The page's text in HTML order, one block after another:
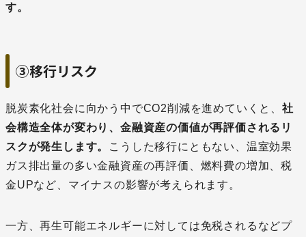
す。
③移行リスク
脱炭素化社会に向かう中でCO2削減を進めていくと、 社
会構造全体が変わり、金融資産の価値が再評価されるリ
スクが発生します。
こうした移行にともない、温室効果
ガス排出量の多い金融資産の再評価、燃料費の増加、税
金UPなど、マイナスの影響が考えられます。
一方、再生可能エネルギーに対しては免税されるなどプ